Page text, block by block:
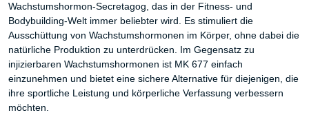
Wachstumshormon-Secretagog, das in der Fitness- und
Bodybuilding-Welt immer beliebter wird. Es stimuliert die
Ausschüttung von Wachstumshormonen im Körper, ohne dabei die
natürliche Produktion zu unterdrücken. Im Gegensatz zu
injizierbaren Wachstumshormonen ist MK 677 einfach
einzunehmen und bietet eine sichere Alternative für diejenigen, die
ihre sportliche Leistung und körperliche Verfassung verbessern
möchten.